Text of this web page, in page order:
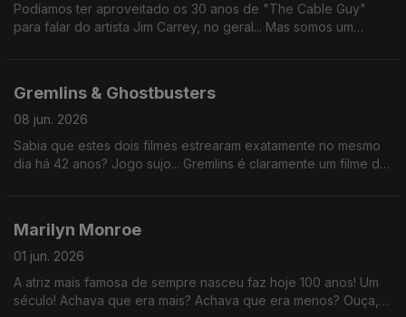
Podíamos ter aproveitado os 30 anos de "The Cable Guy"
para falar do artista Jim Carrey, no geral... Mas somos um
Gremlins & Ghostbusters
08 jun. 2026
Sabia que estes dois filmes estrearam exatamente no mesmo
dia há 42 anos? Jogo sujo... Gremlins é claramente um filme de
Marilyn Monroe
01 jun. 2026
A atriz mais famosa de sempre nasceu faz hoje 100 anos! Um
século! Achava que era mais? Achava que era menos? Ouça,